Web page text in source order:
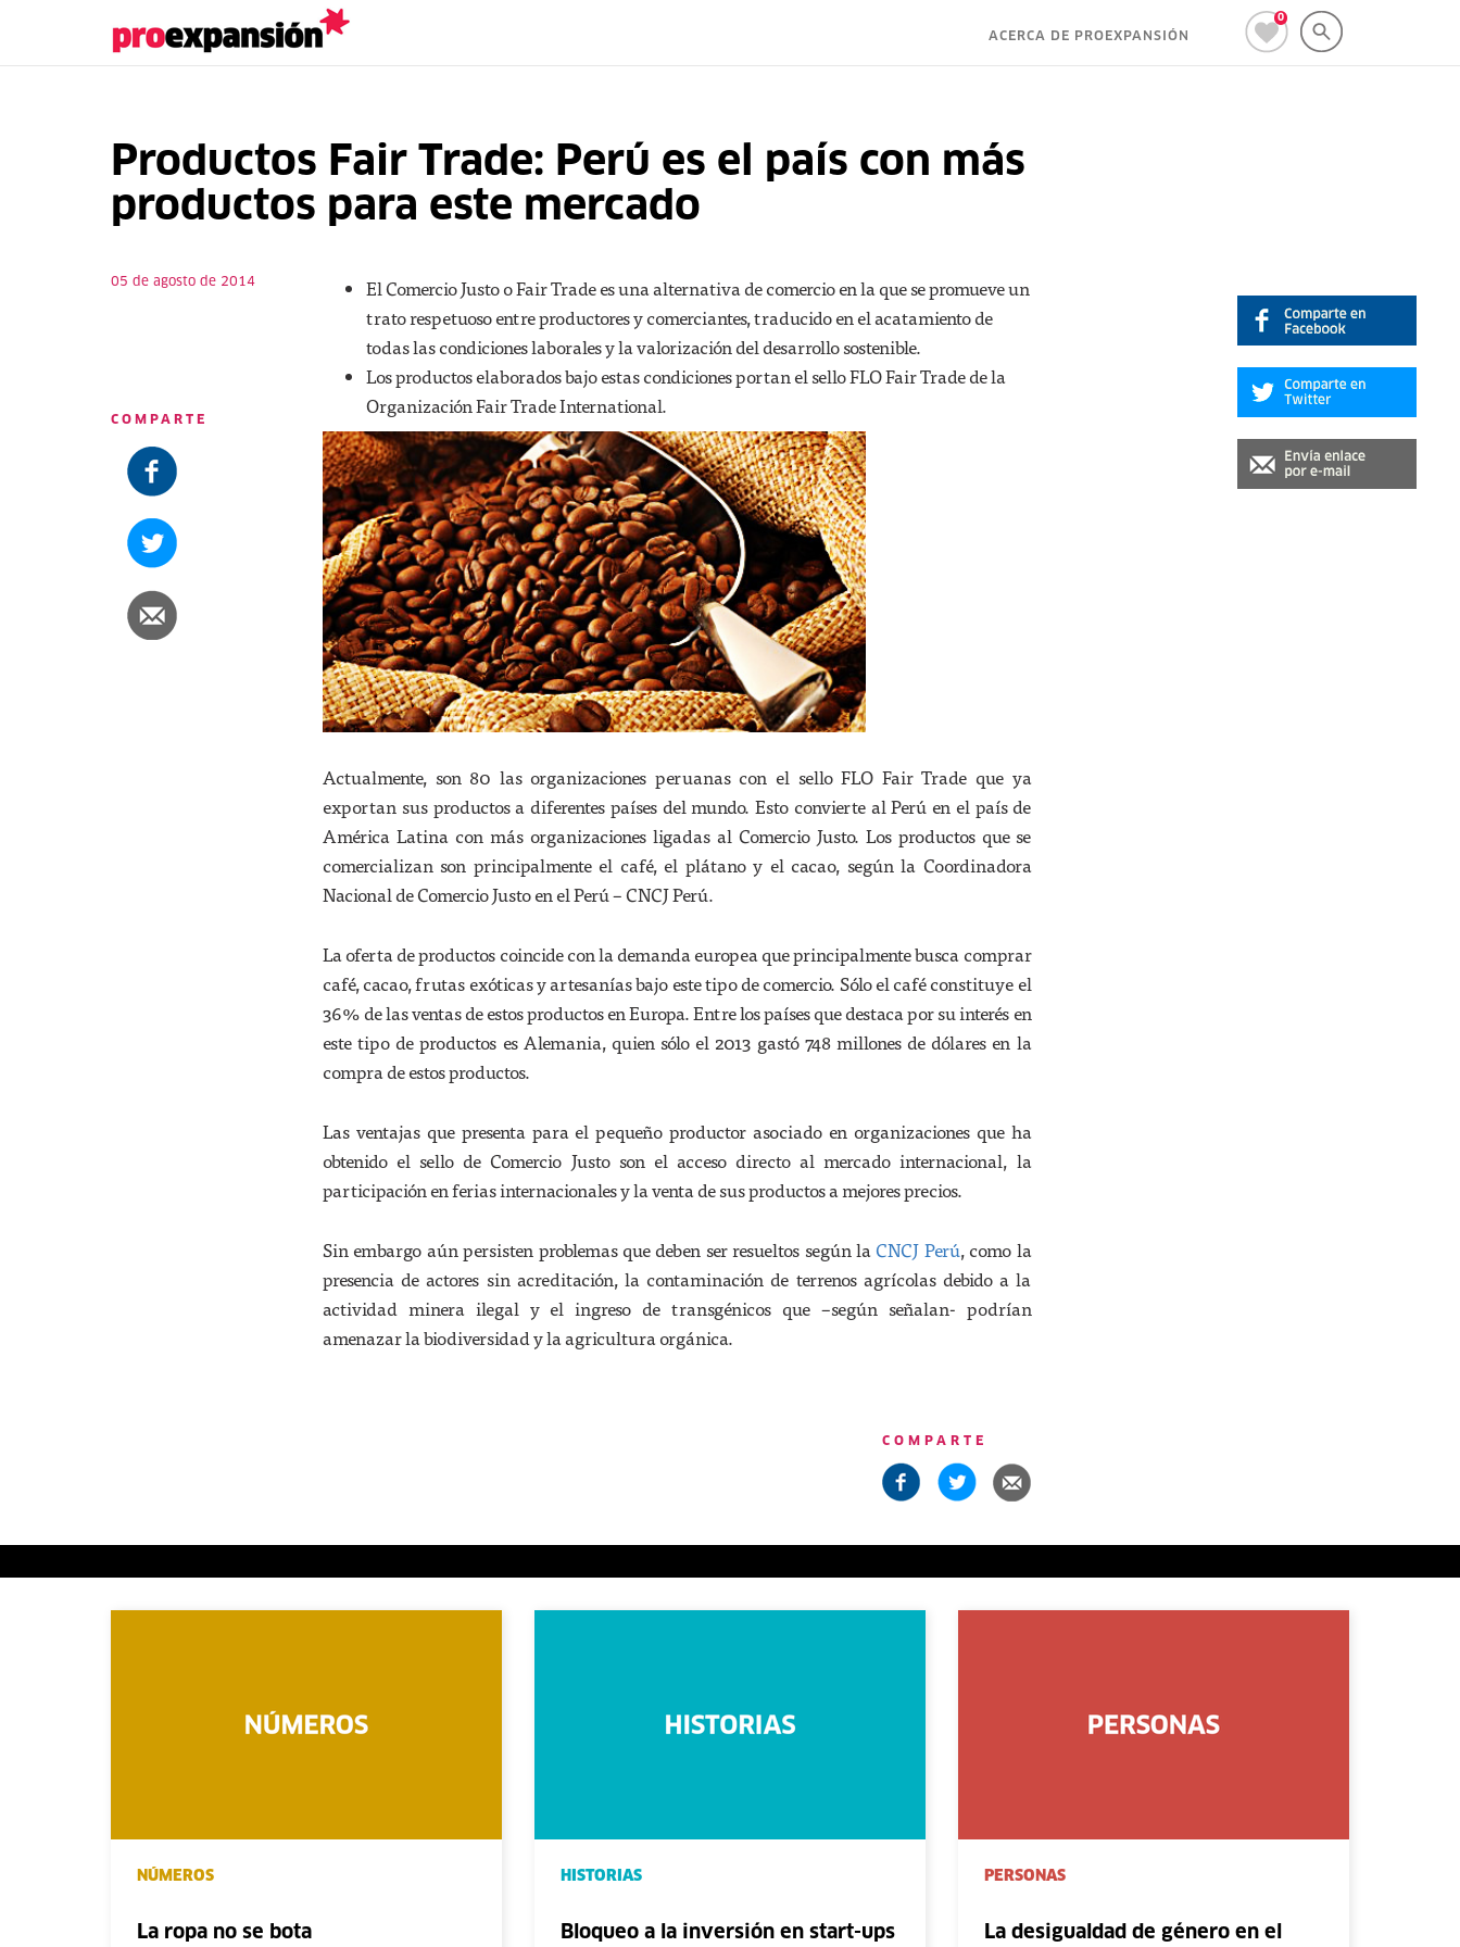
0
ACERCA DE PROEXPANSIÓN
Productos Fair Trade: Perú es el país con más
productos para este mercado
05 de agosto de 2014
COMPARTE
El Comercio Justo o Fair Trade es una alternativa de comercio en la que se promueve un
trato respetuoso entre productores y comerciantes, traducido en el acatamiento de
todas las condiciones laborales y la valorización del desarrollo sostenible.
Los productos elaborados bajo estas condiciones portan el sello FLO Fair Trade de la
Organización Fair Trade International.
Actualmente, son 80 las organizaciones peruanas con el sello FLO Fair Trade que ya
exportan sus productos a diferentes países del mundo. Esto convierte al Perú en el país de
América Latina con más organizaciones ligadas al Comercio Justo. Los productos que se
comercializan son principalmente el café, el plátano y el cacao, según la Coordinadora
Nacional de Comercio Justo en el Perú – CNCJ Perú.
La oferta de productos coincide con la demanda europea que principalmente busca comprar
café, cacao, frutas exóticas y artesanías bajo este tipo de comercio. Sólo el café constituye el
36% de las ventas de estos productos en Europa. Entre los países que destaca por su interés en
este tipo de productos es Alemania, quien sólo el 2013 gastó 748 millones de dólares en la
compra de estos productos.
Las ventajas que presenta para el pequeño productor asociado en organizaciones que ha
obtenido el sello de Comercio Justo son el acceso directo al mercado internacional, la
participación en ferias internacionales y la venta de sus productos a mejores precios.
Sin embargo aún persisten problemas que deben ser resueltos según laCNCJ Perú, como la
presencia de actores sin acreditación, la contaminación de terrenos agrícolas debido a la
actividad minera ilegal y el ingreso de transgénicos que –según señalan- podrían
amenazar la biodiversidad y la agricultura orgánica.
COMPARTE
NÚMEROS
La ropa no se bota
HISTORIAS
Bloqueo a la inversión en start-ups
PERSONAS
La desigualdad de género en el